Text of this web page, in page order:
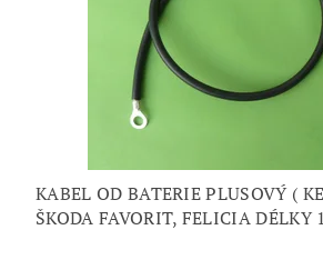
KABEL OD BATERIE PLUSOVÝ (
ŠKODA FAVORIT, FELICIA DÉLKY